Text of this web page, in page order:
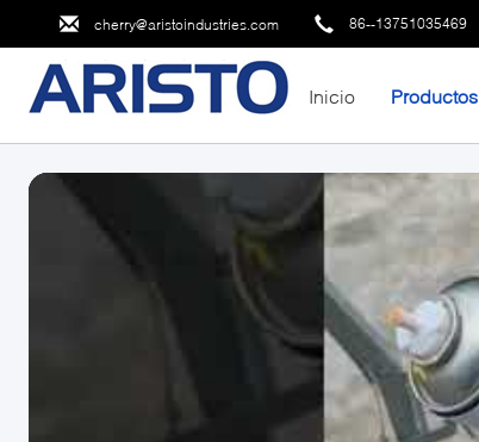
cherry@aristoindustries.com 86--13751035469
Inicio Productos